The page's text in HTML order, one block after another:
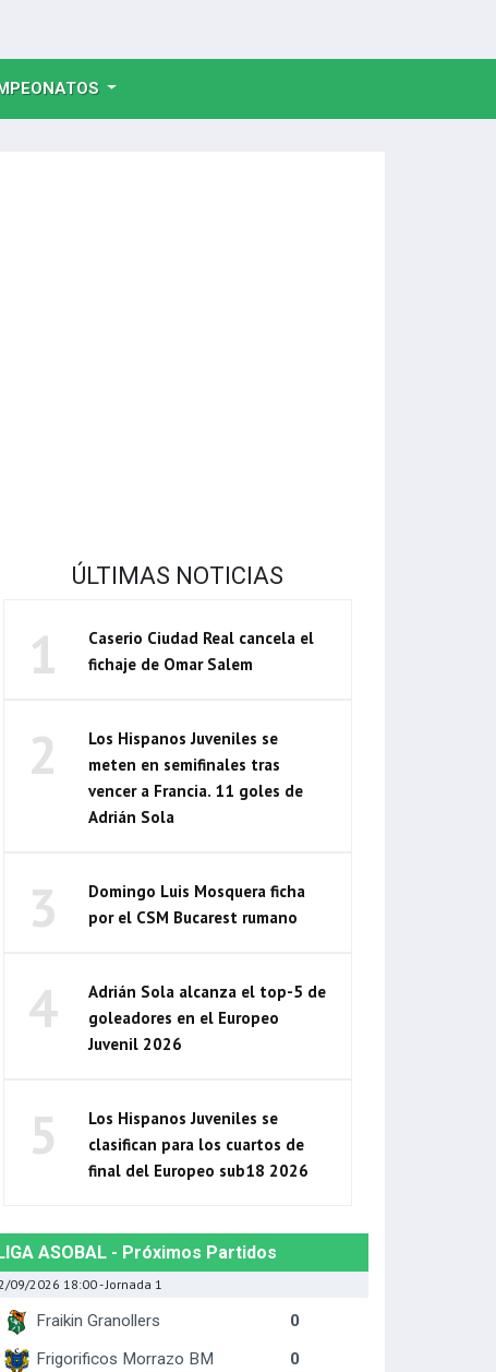
ÚLTIMAS NOTICIAS
1
Caserio Ciudad Real cancela el
fichaje de Omar Salem
2
Los Hispanos Juveniles se
meten en semifinales tras
vencer a Francia. 11 goles de
Adrián Sola
3
Domingo Luis Mosquera ficha
por el CSM Bucarest rumano
4
Adrián Sola alcanza el top-5 de
goleadores en el Europeo
Juvenil 2026
5
Los Hispanos Juveniles se
clasifican para los cuartos de
final del Europeo sub18 2026
ASOBAL - Próximos Partidos
09/2026 18:00- Jornada 1
Fraikin Granollers
0
Frigorificos Morrazo BM
0